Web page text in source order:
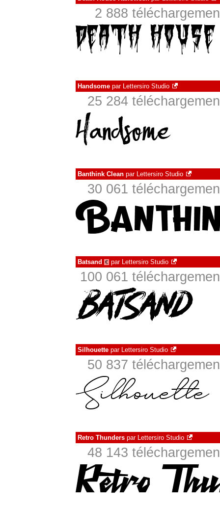
2 888
Handsome par Lettersiro Studio
25 284
Banthink Clean par Lettersiro Studio
30 061
Batsand € par Lettersiro Studio
100 061
Silhouette par Lettersiro Studio
50 837
Retro Thunders par Lettersiro Studio
48 143